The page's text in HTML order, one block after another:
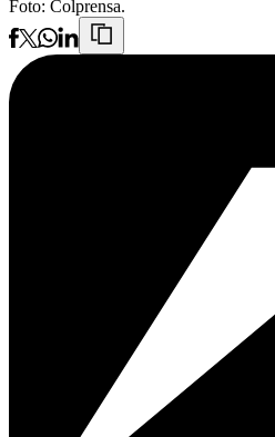
Foto: Colprensa.